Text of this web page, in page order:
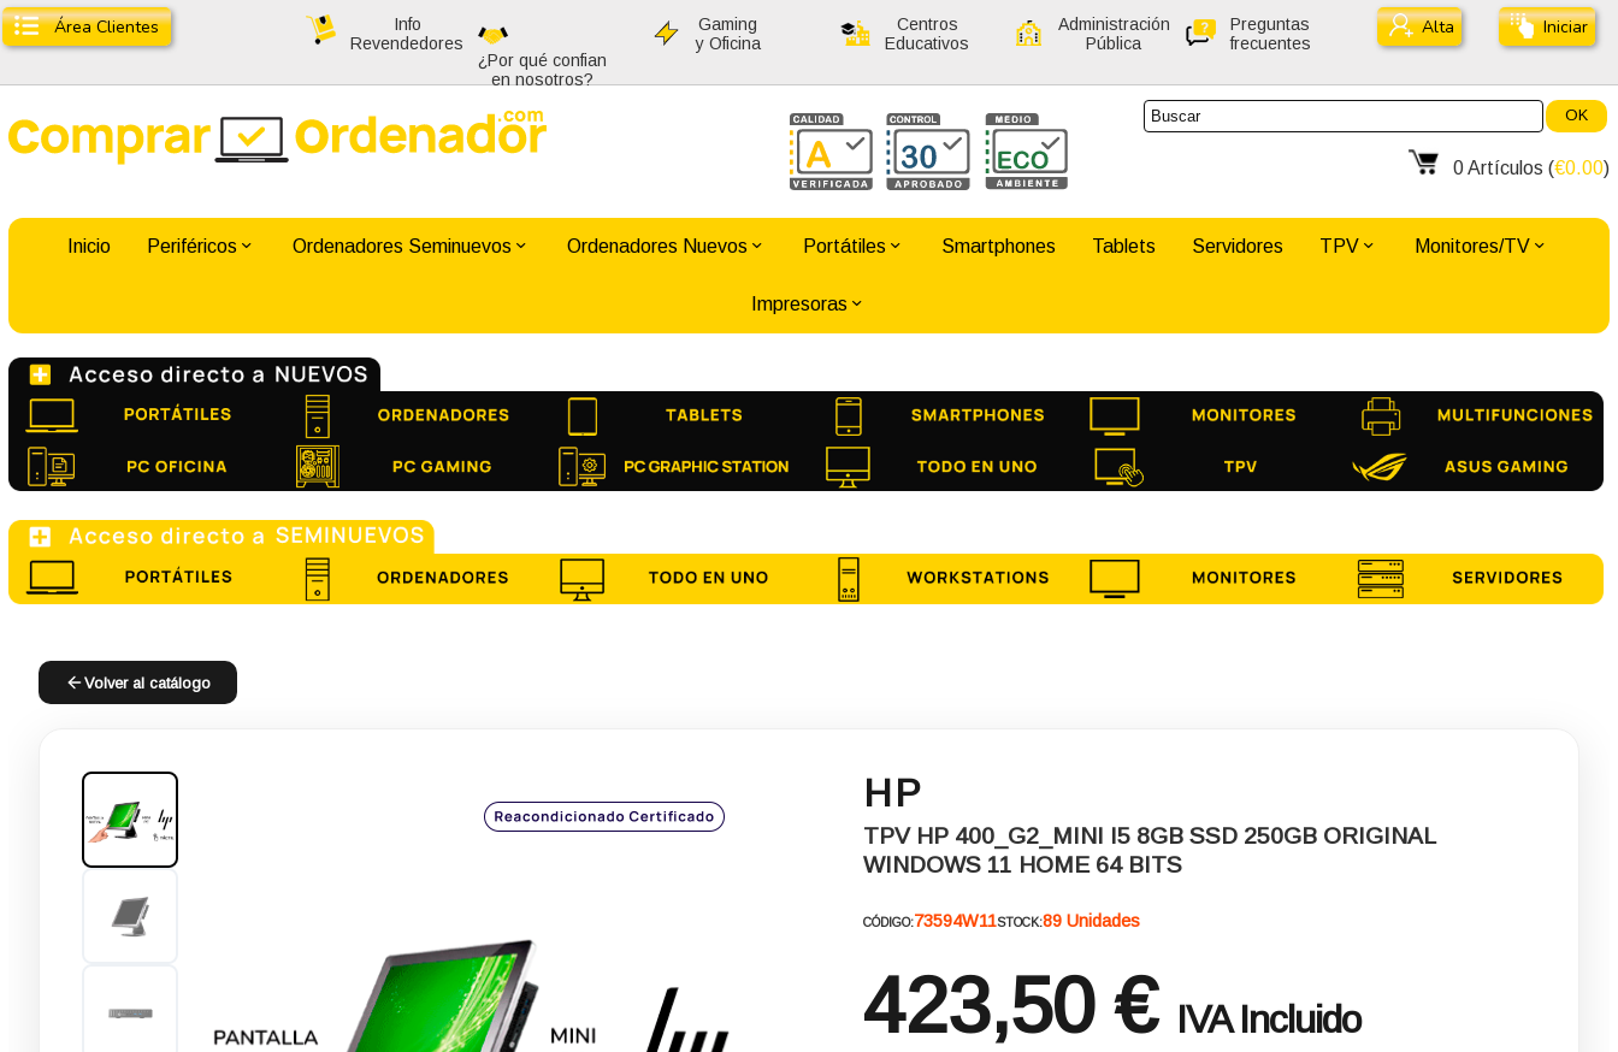
Área Clientes
Info
Revendedores
¿Por qué confian
en nosotros?
Gaming
y Oficina
Centros
Educativos
Administración
Pública
Preguntas
frecuentes
Iniciar
Alta
OK
0Artículos (€0.00)
Inicio Periféricos Ordenadores Seminuevos Ordenadores Nuevos Portátiles Smartphones Tablets Servidores TPV Monitores/TV
Impresoras
Volver al catálogo
HP
TPV HP 400_G2_MINI I5 8GB SSD 250GB ORIGINAL
WINDOWS 11 HOME 64 BITS
CÓDIGO:73594W11STOCK:89 Unidades
423,50 € IVA Incluido